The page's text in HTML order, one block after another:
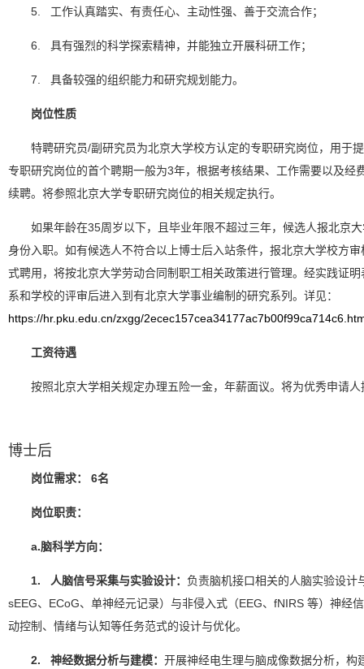
5. 工作认真踏实、有责任心、主动性强、善于交流合作；
6. 具有强烈的科学探索精神，并能独立开展科研工作；
7. 具备较强的组织能力和研究规划能力。
岗位性质
特聘研究员/副研究员为北京大学校方认定的专职研究岗位，用于
专职研究岗位的首个聘期一般为3年，根据考核结果、工作需要以及经
续聘。将参照北京大学专职研究岗位的相关规定执行。
如果年龄在35周岁以下，且毕业年限不超过三年，候选人报北京
身份入职。如有候选人不符合以上博士后入站条件，报北京大学校方
式聘用，将按北京大学劳动合同制职工相关政策进行管理。经实践证
系和学校的评审后进入到有北京大学事业编制的研究系列。详见：
https://hr.pku.edu.cn/zxgg/
工资待遇
按照北京大学相关规定办理五险一金，年薪面议。将为优秀申请
博士后
岗位需求： 6名
岗位职责：
a.脑科学方向：
1. 人脑信号采集与实验设计： 负责脑机接口相关的人脑实验设计
sEEG、ECoG、单神经元记录）与非侵入式（EEG、fNIRS 等）神经
动控制、情绪与认知等任务范式的设计与优化。
2. 神经数据分析与建模： 开展神经电生理与脑成像数据分析，构